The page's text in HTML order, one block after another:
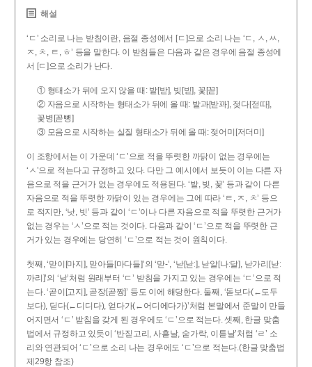
해설
‘ㄷ’ 소리로 나는 받침이란, 음절 종성에서 [ㄷ]으로 소리 나는 ‘ㄷ, ㅅ, ㅆ,
ㅈ, ㅊ, ㅌ, ㅎ’ 등을 말한다. 이 받침들은 다음과 같은 경우에 음절 종성에
서 [ㄷ]으로 소리가 난다.
① 형태소가 뒤에 오지 않을 때: 밭[받], 빚[빋], 꽃[꼳]
② 자음으로 시작하는 형태소가 뒤에 올 때: 밭과[받꽈], 젖다[젇따],
꽃병[꼳뼝]
③ 모음으로 시작하는 실질 형태소가 뒤에 올 때: 젖어미[저더미]
이 조항에서는 이 가운데 ‘ㄷ’으로 적을 뚜렷한 까닭이 없는 경우에는
‘ㅅ’으로 적는다고 규정하고 있다. 다만 그 예시에서 보듯이 이는 다른 자
음으로 적을 근거가 없는 경우에도 적용된다. ‘밭, 빚, 꽃’ 등과 같이 다른
자음으로 적을 뚜렷한 까닭이 있는 경우에는 그에 따라 ‘ㅌ, ㅈ, ㅊ’ 등으
로 적지만, ‘낫, 빗’ 등과 같이 ‘ㄷ’이나 다른 자음으로 적을 뚜렷한 근거가
없는 경우는 ‘ㅅ’으로 적는 것이다. 다음과 같이 ‘ㄷ’으로 적을 뚜렷한 근
거가 있는 경우에는 당연히 ‘ㄷ’으로 적는 것이 원칙이다.
첫째, ‘맏이[마지], 맏아들[마다들]’의 ‘맏-’, ‘낟[낟ː], 낟알[나ː달], 낟가리[낟ː
까리]’의 ‘낟’처럼 원래부터 ‘ㄷ’ 받침을 가지고 있는 경우에는 ‘ㄷ’으로 적
는다. ‘곧이[고지], 곧장[곧짱]’ 등도 이에 해당한다. 둘째, ‘돋보다(←도두
보다), 딛다(←디디다), 얻다가(←어디에다가)’처럼 본말에서 준말이 만들
어지면서 ‘ㄷ’ 받침을 갖게 된 경우에도 ‘ㄷ’으로 적는다. 셋째, 한글 맞춤
법에서 규정하고 있듯이 ‘반짇고리, 사흗날, 숟가락, 이튿날’처럼 ‘ㄹ’ 소
리와 연관되어 ‘ㄷ’으로 소리 나는 경우에도 ‘ㄷ’으로 적는다.(한글 맞춤법
제29항 참조)